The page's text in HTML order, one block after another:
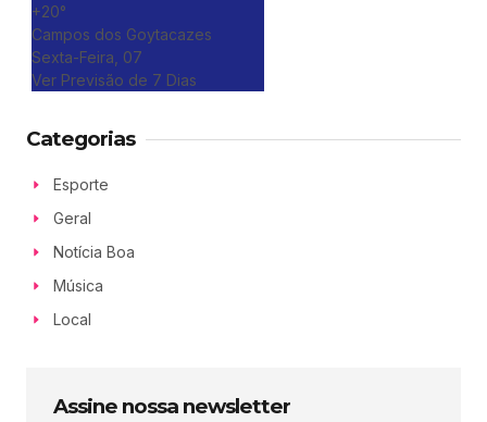
+20°
Campos dos Goytacazes
Sexta-Feira, 07
Ver Previsão de 7 Dias
Categorias
Esporte
Geral
Notícia Boa
Música
Local
Assine nossa newsletter